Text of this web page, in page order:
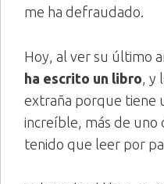
me ha defraudado.
Hoy, al ver su último
ha escrito un libro, y
extraña porque tiene
increíble, más de uno
tenido que leer por